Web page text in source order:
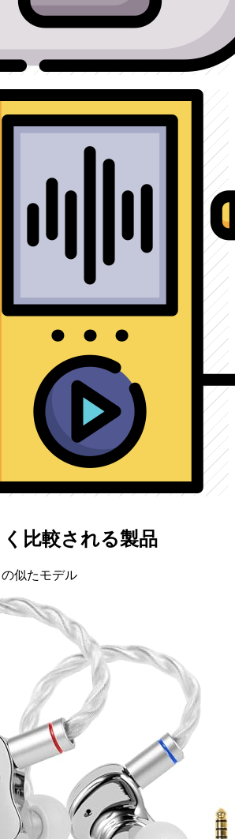
比較される製品
似たモデル